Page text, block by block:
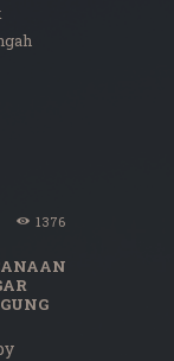
1376